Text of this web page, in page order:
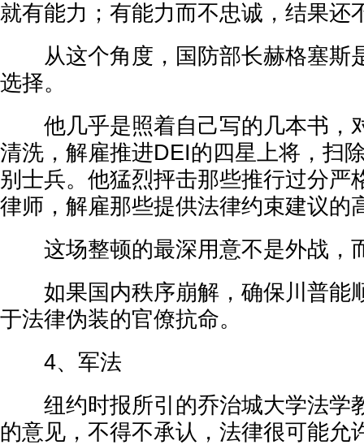
就有能力；有能力而不忠诚，结果还
从这个角度，国防部长赫格塞斯
选择。
他几乎是照着自己写的几本书，
清洗，解雇推进DEI的四星上将，扫
别士兵。他猛烈抨击那些推行过分严
律师，解雇那些提供法律约束建议的
这场整顿的最深用意不是外战
如果国内秩序崩解，确保川普能
于法律伪装的官僚抗命。
4、军法
纽约时报所引的乔治城大学法学
的意见，不得不承认，法律很可能允